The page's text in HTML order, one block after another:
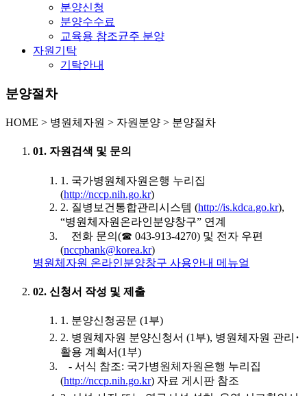
분양신청
분양수수료
교육용 참조균주 분양
자원기탁
기탁안내
분양절차
HOME > 병원체자원 > 자원분양 > 분양절차
01. 자원검색 및 문의
1. 국가병원체자원은행 누리집
(http://nccp.nih.go.kr)
2. 질병보건통합관리시스템 (http://is.kdca.go.kr),
“병원체자원온라인분양창구” 연계
전화 문의(☎ 043-913-4270) 및 전자 우편
(nccpbank@korea.kr)
병원체자원 온라인분양창구 사용안내 메뉴얼
02. 신청서 작성 및 제출
1. 분양신청공문 (1부)
2. 병원체자원 분양신청서 (1부), 병원체자원 관리･
활용 계획서(1부)
- 서식 참조: 국가병원체자원은행 누리집
(http://nccp.nih.go.kr) 자료 게시판 참조